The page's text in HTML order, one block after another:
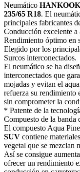
Neumático HANKOOK
235/65 R18. El
principales fabricantes
Conducción excelente a
Rendimiento óptimo en
Elegido por los
Surcos interconectados.
El neumático se ha
interconectados que
mojadas y evitan el
refuerza su rendimiento
sin comprometer la
* Patente de la
Compuesto de la banda
El compuesto Aqua
SUV contiene
vegetal que se mezclan
Así se consigue
ofrecer un rendimiento